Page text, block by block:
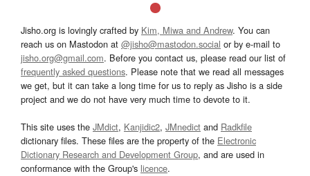
Jisho.org is lovingly crafted by Kim, Miwa and Andrew. You can
reach us on Mastodon at @jisho@mastodon.social or by e-mail to
jisho.org@gmail.com. Before you contact us, please read our list of
frequently asked questions. Please note that we read all messages
we get, but it can take a long time for us to reply as Jisho is a side
project and we do not have very much time to devote to it.
This site uses the JMdict, Kanjidic2, JMnedict and Radkfile
dictionary files. These files are the property of the Electronic
Dictionary Research and Development Group, and are used in
conformance with the Group's licence.